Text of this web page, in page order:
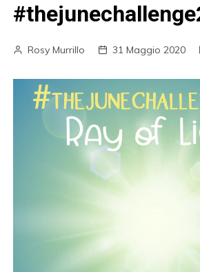
Rosy Murrillo 31 Maggio 2020